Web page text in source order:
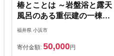
椿とことは ～岩盤浴と露天
風呂のある重伝建の一棟貸
し町家～ 宿泊券 15,000円
浜市 / 椿とことは
福井県 小浜市
寄付金額: 50,000円